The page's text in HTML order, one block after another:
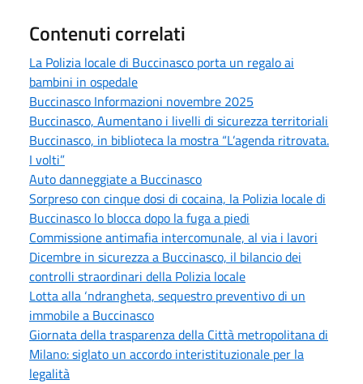
Contenuti correlati
La Polizia locale di Buccinasco porta un regalo ai
bambini in ospedale
Buccinasco Informazioni novembre 2025
Buccinasco, Aumentano i livelli di sicurezza territoriali
Buccinasco, in biblioteca la mostra “L’agenda ritrovata.
I volti”
Auto danneggiate a Buccinasco
Sorpreso con cinque dosi di cocaina, la Polizia locale di
Buccinasco lo blocca dopo la fuga a piedi
Commissione antimafia intercomunale, al via i lavori
Dicembre in sicurezza a Buccinasco, il bilancio dei
controlli straordinari della Polizia locale
Lotta alla ‘ndrangheta, sequestro preventivo di un
immobile a Buccinasco
Giornata della trasparenza della Città metropolitana di
Milano: siglato un accordo interistituzionale per la
legalità